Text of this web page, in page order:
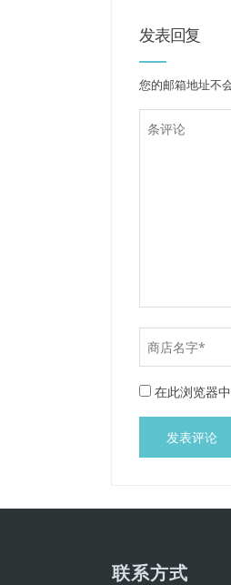
发表回复
您的邮箱地址不
在此浏览器
联系方式